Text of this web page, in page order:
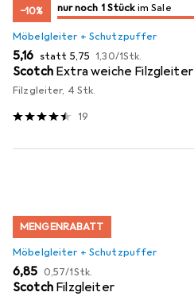
−10% noch 1 Stückim Sale
nur noch 1 Stück im Sale
Möbelgleiter + Schutzpuffer
EUR
5,16 statt EUR
5,75 EUR
1,30/1Stk.
Scotch Extra weiche Filzgleiter
Filzgleiter, 4 Stk.
19
MENGENRABATT
Möbelgleiter + Schutzpuffer
EUR
6,85 EUR
0,57/1Stk.
Scotch Filzgleiter